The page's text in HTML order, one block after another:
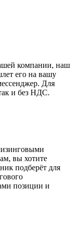
компании, наш
его на вашу
Для
и без НДС.
вы хотите
подберёт для
позиции и